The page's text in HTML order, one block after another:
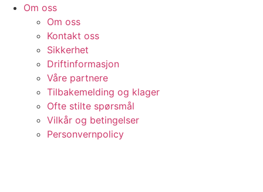
Om oss
Om oss
Kontakt oss
Sikkerhet
Driftinformasjon
Våre partnere
Tilbakemelding og klager
Ofte stilte spørsmål
Vilkår og betingelser​
Personvernpolicy